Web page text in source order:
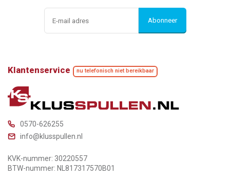
Abonneer
Klantenservice nu telefonisch niet bereikbaar
0570-626255
info@klusspullen.nl
KVK-nummer: 30220557
BTW-nummer: NL817317570B01